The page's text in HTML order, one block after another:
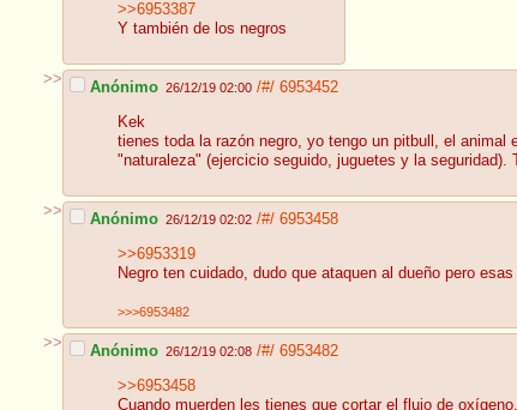
>>6953387
Y también de los negros
>> Anónimo 26/12/19 02:00 /#/ 6953452
Kek
tienes toda la razón negro, yo tengo un pitbull, el
"naturaleza" (ejercicio seguido, juguetes y la seguridad).
>> Anónimo 26/12/19 02:02 /#/ 6953458
>>6953319
Negro ten cuidado, dudo que ataquen al dueño pero
>>>6953482
>> Anónimo 26/12/19 02:08 /#/ 6953482
>>6953458
Cuando muerden les tienes que cortar el flujo de oxígeno.